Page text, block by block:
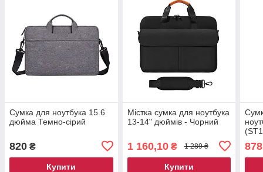
Сумка для ноутбука 15.6
дюйма Темно-сірий
820 ₴
Купити
Містка сумка для ноутбука
13-14" дюймів - Чорний
1 160,10₴ 1 289 ₴
Купити